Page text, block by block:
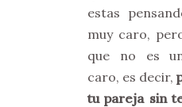
estas
muy caro,
que no es
caro, es decir,
tu pareja sin